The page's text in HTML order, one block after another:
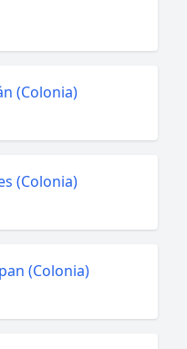
(Colonia)
(Colonia)
(Colonia)